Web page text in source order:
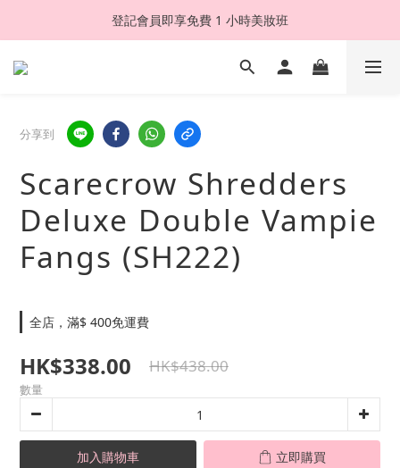
登記會員即享免費 1 小時美妝班
分享到
Scarecrow Shredders
Deluxe Double Vampie
Fangs (SH222)
全店，滿$ 400免運費
HK$338.00 HK$438.00
數量
加入購物車 立即購買